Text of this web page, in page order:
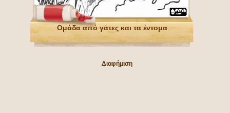
Ομάδα από γάτες και τα έντομα
Διαφήμιση